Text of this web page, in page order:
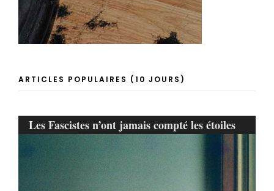
ARTICLES POPULAIRES (10 JOURS)
Les Fascistes n’ont jamais compté les étoiles